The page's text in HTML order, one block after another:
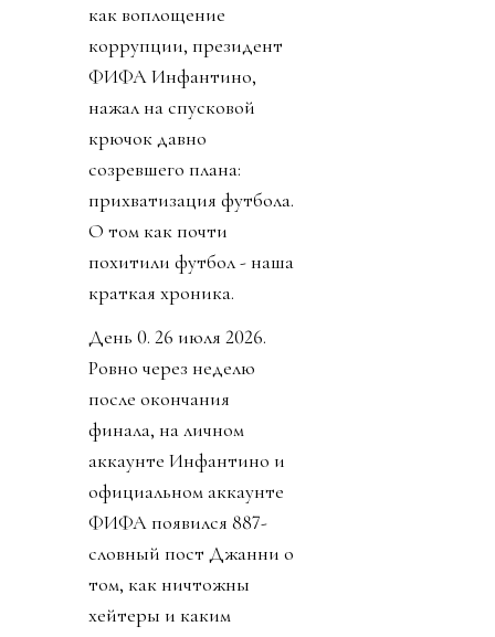
как воплощение
коррупции, президент
ФИФА Инфантино,
нажал на спусковой
крючок давно
созревшего плана:
прихватизация футбола.
О том как почти
похитили футбол - наша
краткая хроника.
День 0. 26 июля 2026.
Ровно через неделю
после окончания
финала, на личном
аккаунте Инфантино и
официальном аккаунте
ФИФА появился 887-
словный пост Джанни о
том, как ничтожны
хейтеры и каким